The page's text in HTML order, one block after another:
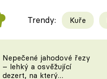
Videorecepty
TEĎ VAŘÍ ŠÉF!
Trendy: Kuře
Nepečené jahodové řezy
– lehký a osvěžující
dezert, na který